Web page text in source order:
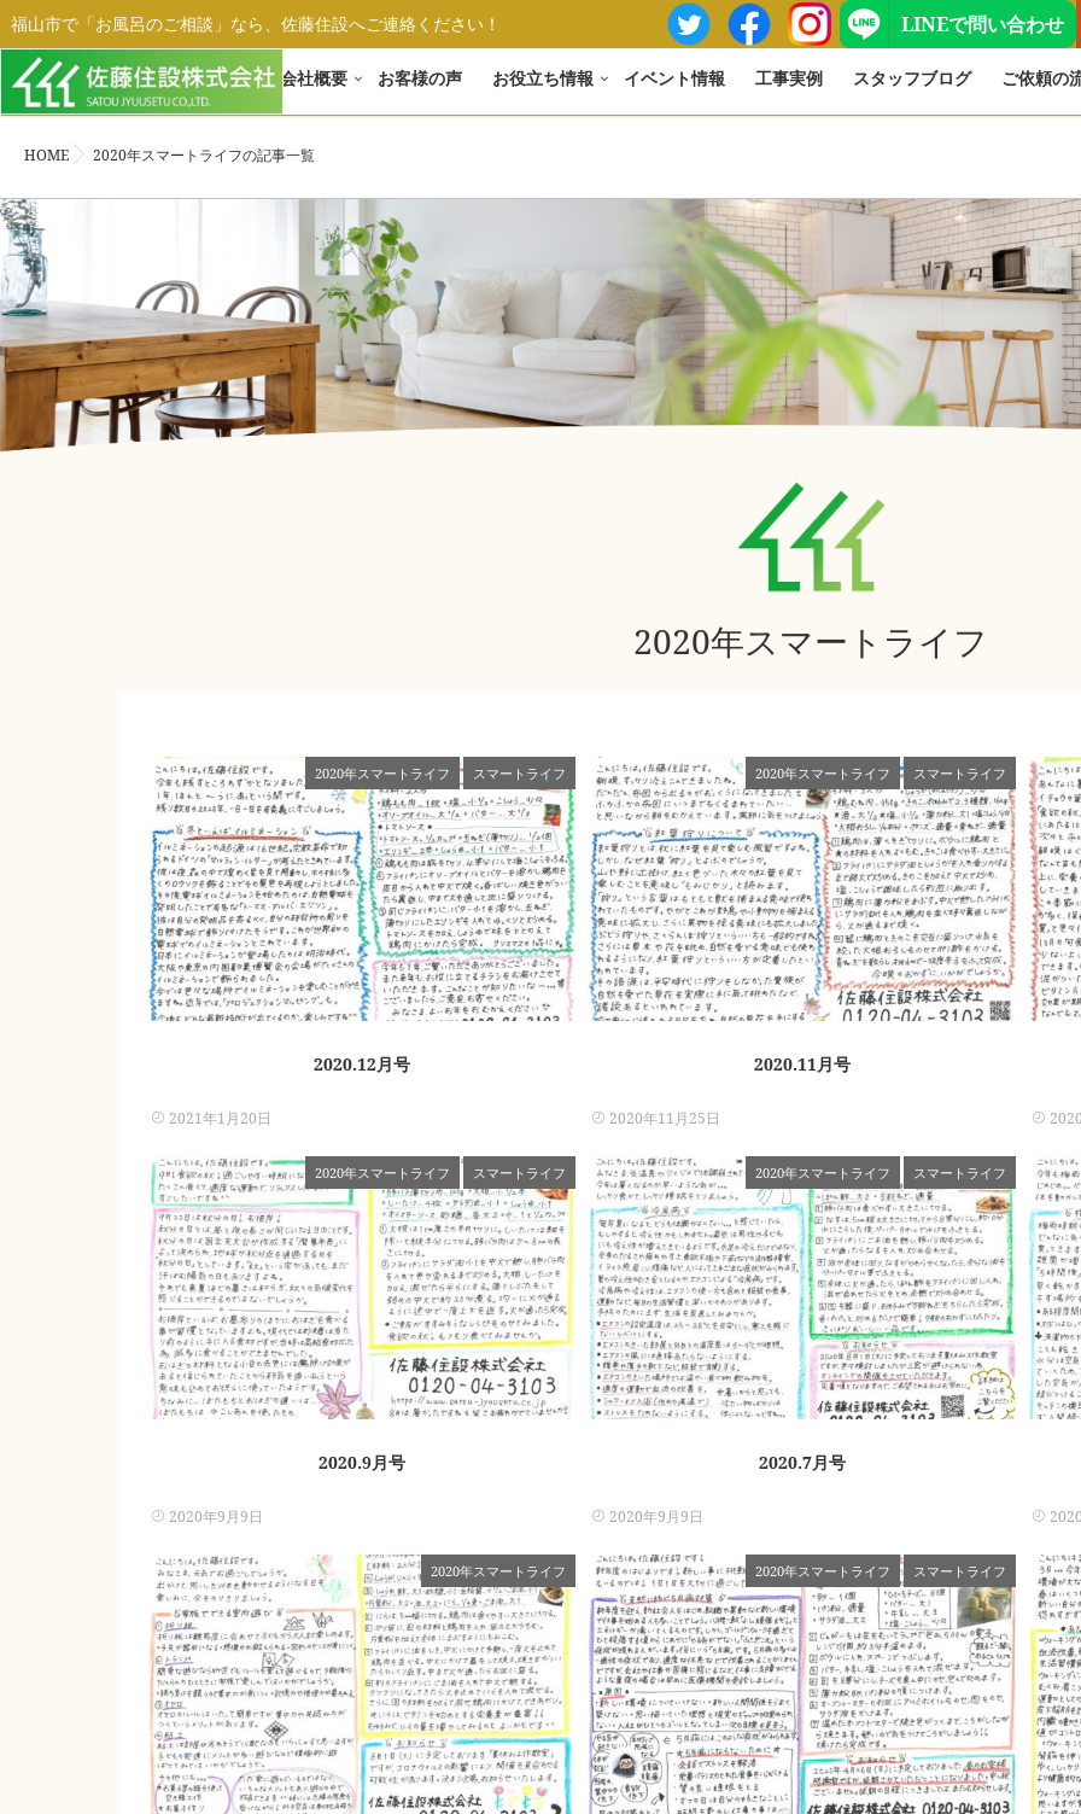
福山市で「お風呂のご相談」なら、佐藤住設へご連絡ください！ LINEで問い合わせ
ホーム 会社概要 お客様の声 お役立ち情報 イベント情報 工事実例 スタッフブログ ご依頼の
HOME 2020年スマートライフの記事一覧
2020年スマートライフ
2020年スマートライフ スマートライフ
2020.12月号
2021年1月20日
2020年スマートライフ スマートライフ
2020.11月号
2020年11月25日
2020年スマートライフ スマートライフ
2020.9月号
2020年9月9日
2020年スマートライフ スマートライフ
2020.7月号
2020年9月9日
2020年スマートライフ 2020年スマートライフ スマートライフ